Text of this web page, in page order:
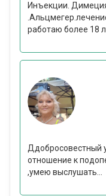
Инъекции.
работаю более 18
Ддобросовестный
отношение к
,умею выслушать...